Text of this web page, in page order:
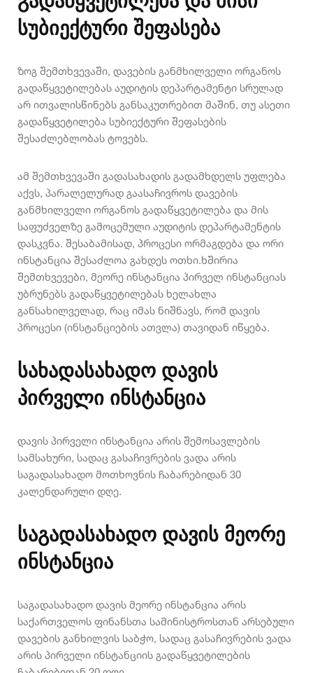
სუბიექტური შეფასება
ზოგ შემთხვევაში, დავების განმხილველი ორგანოს
გადაწყვეტილებას აუდიტის დეპარტამენტი სრულად
არ ითვალისწინებს განსაკუთრებით მაშინ, თუ ასეთი
გადაწყვეტილება სუბიექტური შეფასების
შესაძლებლობას ტოვებს.
ამ შემთხვევაში გადასახადის გადამხდელს უფლება
აქვს, პარალელურად გაასაჩივროს დავების
განმხილველი ორგანოს გადაწყვეტილება და მის
საფუძველზე გამოცემული აუდიტის დეპარტამენტის
დასკვნა. შესაბამისად, პროცესი ორმაგდება და ორი
ინსტანცია შესაძლოა გახდეს ოთხი.ხშირია
შემთხვევები, მეორე ინსტანცია პირველ ინსტანციას
უბრუნებს გადაწყვეტილებას ხელახლა
განსახილველად, რაც იმას ნიშნავს, რომ დავის
პროცესი (ინსტანციების ათვლა) თავიდან იწყება.
სახადასახადო დავის
პირველი ინსტანცია
დავის პირველი ინსტანცია არის შემოსავლების
სამსახური, სადაც გასაჩივრების ვადა არის
საგადასახადო მოთხოვნის ჩაბარებიდან 30
კალენდარული დღე.
საგადასახადო დავის მეორე
ინსტანცია
საგადასახადო დავის მეორე ინსტანცია არის
საქართველოს ფინანსთა სამინისტროსთან არსებული
დავების განხილვის საბჭო, სადაც გასაჩივრების ვადა
არის პირველი ინსტანციის გადაწყვეტილების